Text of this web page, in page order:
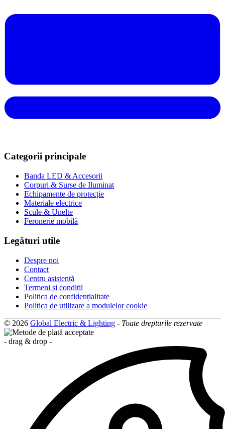
Categorii principale
Banda LED & Accesorii
Corpuri & Surse de Iluminat
Echipamente de protecție
Materiale electrice
Scule & Unelte
Feronerie mobilă
Legături utile
Despre noi
Contact
Centru asistență
Termeni și condiții
Politica de confidențialitate
Politica de utilizare a modulelor cookie
© 2026 Global Electric & Lighting - Toate drepturile rezervate
- drag & drop -